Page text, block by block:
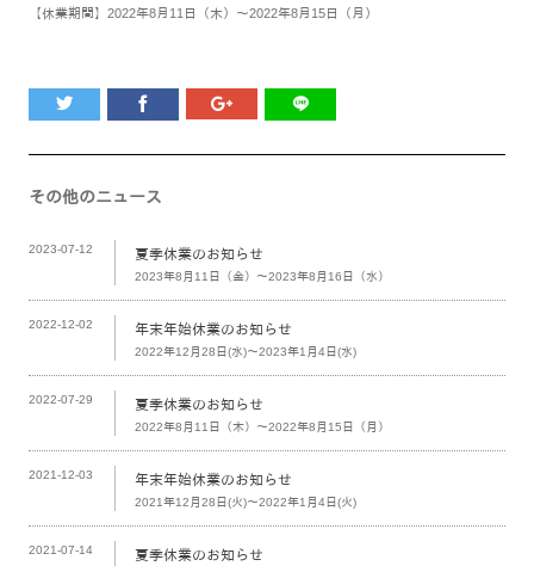
【休業期間】2022年8月11日（木）～2022年8月15日（月）
その他のニュース
2023-07-12 夏季休業のお知らせ
2023年8月11日（金）～2023年8月16日（水）
2022-12-02 年末年始休業のお知らせ
2022年12月28日(水)～2023年1月4日(水)
2022-07-29 夏季休業のお知らせ
2022年8月11日（木）～2022年8月15日（月）
2021-12-03 年末年始休業のお知らせ
2021年12月28日(火)～2022年1月4日(火)
2021-07-14 夏季休業のお知らせ